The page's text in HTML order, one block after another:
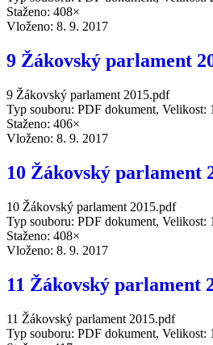
Staženo: 408×
Vloženo: 8. 9. 2017
9 Žákovský parlament
9 Žákovský parlament 2015.pdf
Typ souboru: PDF dokument, Velikost:
Staženo: 406×
Vloženo: 8. 9. 2017
10 Žákovský parlament
10 Žákovský parlament 2015.pdf
Typ souboru: PDF dokument, Velikost:
Staženo: 408×
Vloženo: 8. 9. 2017
11 Žákovský parlament
11 Žákovský parlament 2015.pdf
Typ souboru: PDF dokument, Velikost: